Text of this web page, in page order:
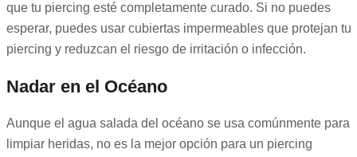
que tu piercing esté completamente curado. Si no puedes
esperar, puedes usar cubiertas impermeables que protejan tu
piercing y reduzcan el riesgo de irritación o infección.
Nadar en el Océano
Aunque el agua salada del océano se usa comúnmente para
limpiar heridas, no es la mejor opción para un piercing